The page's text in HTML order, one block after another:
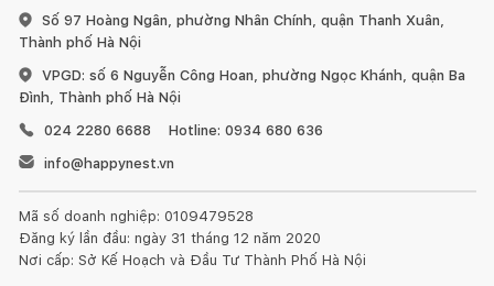
Số 97 Hoàng Ngân, phường Nhân Chính, quận Thanh Xuân,
Thành phố Hà Nội
VPGD: số 6 Nguyễn Công Hoan, phường Ngọc Khánh, quận Ba
Đình, Thành phố Hà Nội
024 2280 6688
Hotline: 0934 680 636
info@happynest.vn
Mã số doanh nghiệp: 0109479528
Đăng ký lần đầu: ngày 31 tháng 12 năm 2020
Nơi cấp: Sở Kế Hoạch và Đầu Tư Thành Phố Hà Nội